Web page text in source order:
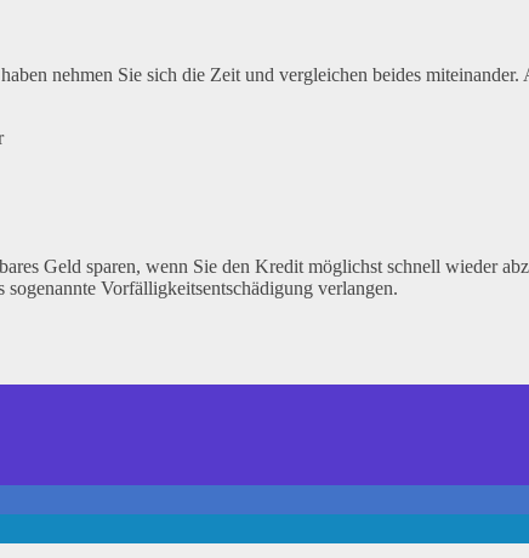
nehmen Sie sich die Zeit und vergleichen beides
Geld sparen, wenn Sie den Kredit möglichst schnell wieder
Vorfälligkeitsentschädigung verlangen.